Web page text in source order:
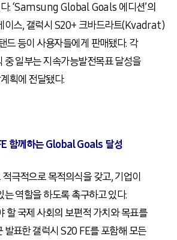
. ‘Samsung Global Goals 에디션’의
이스, 갤럭시 S20+ 크바드라트(Kvadrat)
드 등이 사용자들에게 판매됐다. 각
중 일부는 지속가능발전목표 달성을
획에 전달됐다.
함께하는 Global Goals 달성
극적으로 목적의식을 갖고, 기업이
역할을 하도록 촉구하고 있다.
할 국제 사회의 보편적 가치와 목표를
발표한 갤럭시 S20 FE를 포함해 모든